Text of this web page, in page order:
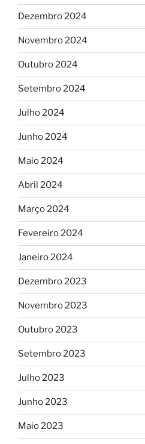
Dezembro 2024
Novembro 2024
Outubro 2024
Setembro 2024
Julho 2024
Junho 2024
Maio 2024
Abril 2024
Março 2024
Fevereiro 2024
Janeiro 2024
Dezembro 2023
Novembro 2023
Outubro 2023
Setembro 2023
Julho 2023
Junho 2023
Maio 2023